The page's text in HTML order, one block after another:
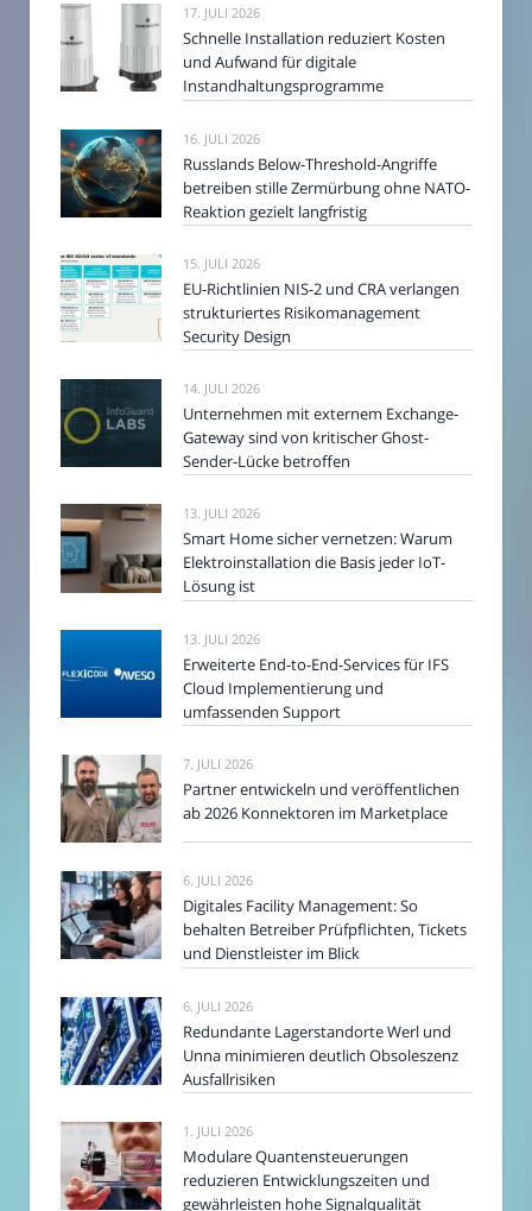
17. JULI 2026
Schnelle Installation reduziert Kosten
und Aufwand für digitale
Instandhaltungsprogramme
16. JULI 2026
Russlands Below-Threshold-Angriffe
betreiben stille Zermürbung ohne NATO-
Reaktion gezielt langfristig
15. JULI 2026
EU-Richtlinien NIS-2 und CRA verlangen
strukturiertes Risikomanagement
Security Design
14. JULI 2026
Unternehmen mit externem Exchange-
Gateway sind von kritischer Ghost-
Sender-Lücke betroffen
13. JULI 2026
Smart Home sicher vernetzen: Warum
Elektroinstallation die Basis jeder IoT-
Lösung ist
13. JULI 2026
Erweiterte End-to-End-Services für IFS
Cloud Implementierung und
umfassenden Support
7. JULI 2026
Partner entwickeln und veröffentlichen
ab 2026 Konnektoren im Marketplace
6. JULI 2026
Digitales Facility Management: So
behalten Betreiber Prüfpflichten, Tickets
und Dienstleister im Blick
6. JULI 2026
Redundante Lagerstandorte Werl und
Unna minimieren deutlich Obsoleszenz
Ausfallrisiken
1. JULI 2026
Modulare Quantensteuerungen
reduzieren Entwicklungszeiten und
gewährleisten hohe Signalqualität